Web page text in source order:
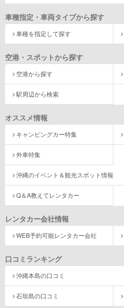
車種指定・車両タイプから探す
車種を指定して探す
空港・スポットから探す
空港から探す
駅周辺から検索
オススメ情報
キャンピングカー特集
外車特集
沖縄のイベント＆観光スポット情報
Q＆A教えてレンタカー
レンタカー会社情報
WEB予約可能レンタカー会社
口コミランキング
沖縄本島の口コミ
石垣島の口コミ